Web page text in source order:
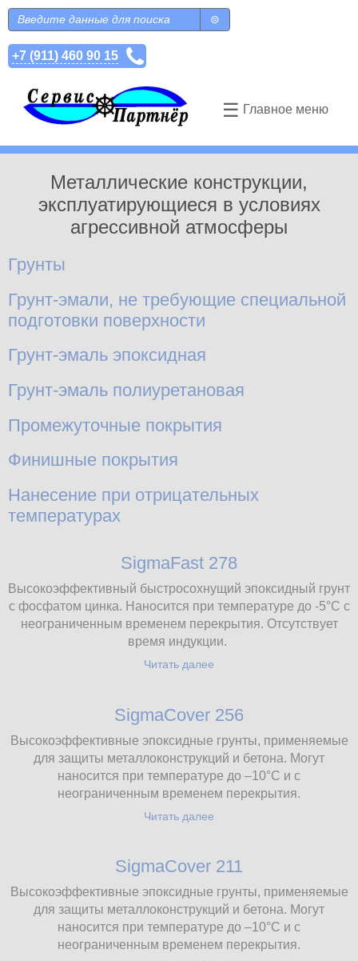
Перейти к основному содержанию
Форма поиска
Поиск
+7 (911) 460 90 15
☰ Главное меню
Металлические конструкции,
эксплуатирующиеся в условиях
агрессивной атмосферы
Дочерние категории
Грунты
Грунт-эмали, не требующие специальной
подготовки поверхности
Грунт-эмаль эпоксидная
Грунт-эмаль полиуретановая
Промежуточные покрытия
Финишные покрытия
Нанесение при отрицательных
температурах
SigmaFast 278
Высокоэффективный быстросохнущий эпоксидный грунт
с фосфатом цинка. Наносится при температуре до -5°С с
неограниченным временем перекрытия. Отсутствует
время индукции.
Читать далее
SigmaCover 256
Высокоэффективные эпоксидные грунты, применяемые
для защиты металлоконструкций и бетона. Могут
наносится при температуре до –10°С и с
неограниченным временем перекрытия.
Читать далее
SigmaCover 211
Высокоэффективные эпоксидные грунты, применяемые
для защиты металлоконструкций и бетона. Могут
наносится при температуре до –10°С и с
неограниченным временем перекрытия.